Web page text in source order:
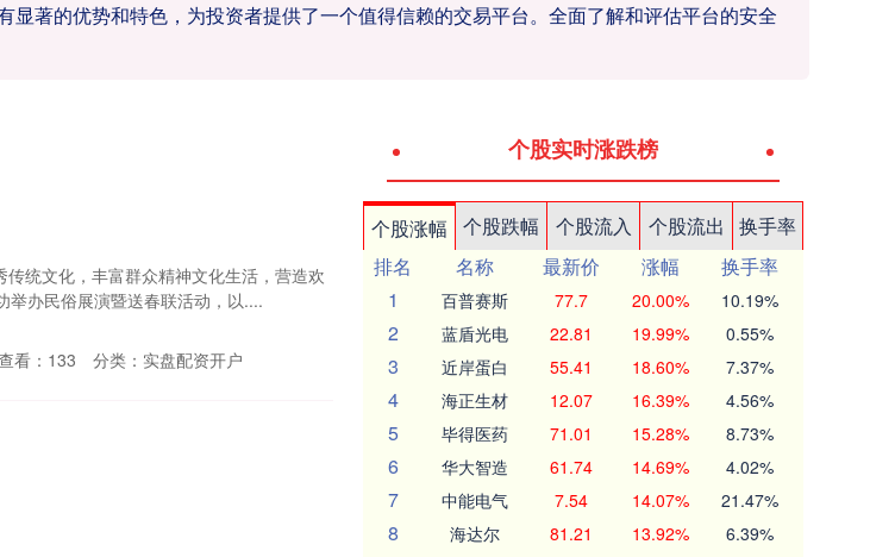
著的优势和特色，为投资者提供了一个值得信赖的交易平台。全面了解和评估平台的安全
统文化，丰富群众精神文化生活，营造欢
举办民俗展演暨送春联活动，以....
看： 133 分类： 实盘配资开户
个股实时涨跌榜
个股涨幅 个股跌幅 个股流入 个股流出
换手率
排名
名称 最新价 涨幅
换手率
1
百普赛斯 77.7 20.00% 10.19%
2 蓝盾光电 22.81 19.99% 0.55%
3 近岸蛋白 55.41 18.60% 7.37%
4 海正生材 12.07 16.39% 4.56%
5 毕得医药 71.01 15.28% 8.73%
6 华大智造 61.74 14.69% 4.02%
7 中能电气 7.54 14.07% 21.47%
8 海达尔 81.21 13.92% 6.39%